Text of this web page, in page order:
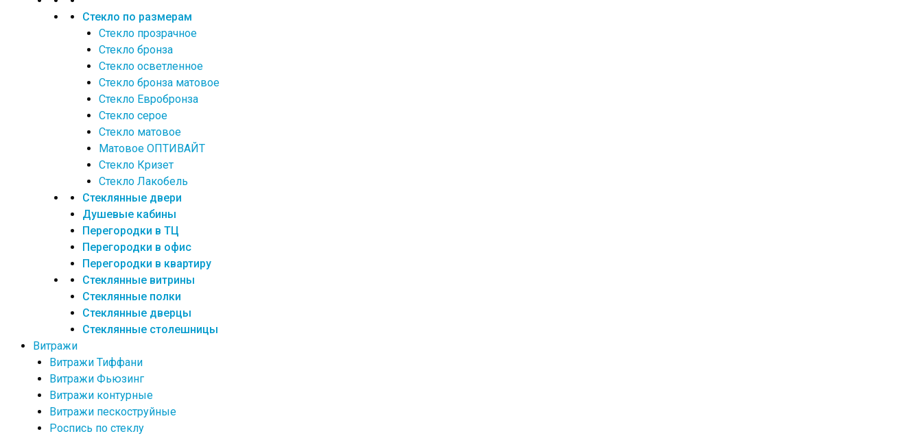
Стекло по размерам
Стекло прозрачное
Стекло бронза
Стекло осветленное
Стекло бронза матовое
Стекло Евробронза
Стекло серое
Стекло матовое
Матовое ОПТИВАЙТ
Стекло Кризет
Стекло Лакобель
Стеклянные двери
Душевые кабины
Перегородки в ТЦ
Перегородки в офис
Перегородки в квартиру
Стеклянные витрины
Стеклянные полки
Стеклянные дверцы
Стеклянные столешницы
Витражи
Витражи Тиффани
Витражи Фьюзинг
Витражи контурные
Витражи пескоструйные
Роспись по стеклу